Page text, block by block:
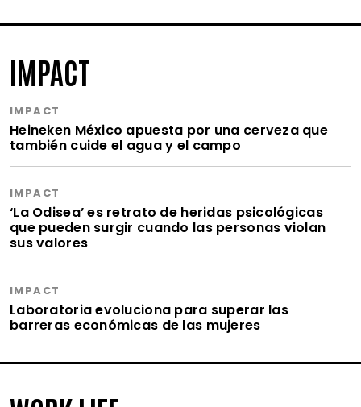
IMPACT
IMPACT
Heineken México apuesta por una cerveza que
también cuide el agua y el campo
IMPACT
‘La Odisea’ es retrato de heridas psicológicas
que pueden surgir cuando las personas violan
sus valores
IMPACT
Laboratoria evoluciona para superar las
barreras económicas de las mujeres